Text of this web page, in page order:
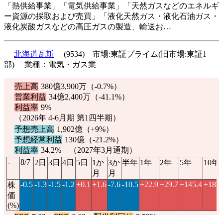
「熱供給事業」「電気供給事業」「天然ガスなどのエネルギ
ー資源の採取および売買」「液化天然ガス・液化石油ガス・
液化炭酸ガスなどの高圧ガスの製造、輸送お…
北海道瓦斯
(9534) 市場:東証プライム(旧市場:東証1
部) 業種：電気・ガス業
売上高 380億3,900万（-0.7%）
営業利益 34億2,400万（-41.1%）
利益率 9%
（2026年 4-6月期 第1四半期）
予想売上高 1,902億（+9%）
予想経常利益 130億（-21.2%）
利益率 34.2% （2027年3月通期）
-
8/7 2日 3日 4日 5日
1か
月
3か
月
半年 1年 2年 5年 10年
株
価
(%)
-0.5-1.3-1.5-1.2 +0.1 +1.6-7.6-10.5+22.9+29.7+145.4